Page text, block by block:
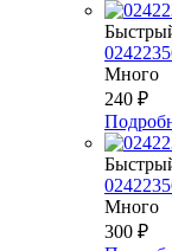
Много
240 ₽
Много
300 ₽